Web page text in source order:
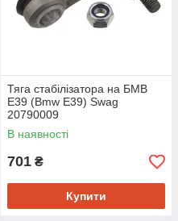
Тяга стабілізатора на БМВ
Е39 (Bmw E39) Swag
20790009
В наявності
701 ₴
Купити